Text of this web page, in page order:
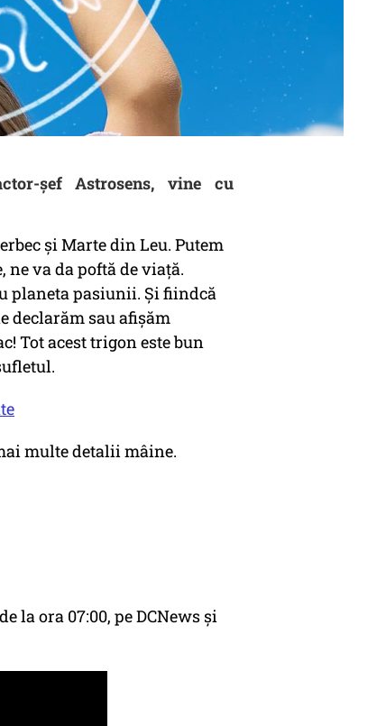
șef Astrosens, vine cu
și Marte din Leu. Putem
ne va da poftă de viață.
planeta pasiunii. Și fiindcă
declarăm sau afișăm
Tot acest trigon este bun
multe detalii mâine.
la ora 07:00, pe DCNews și